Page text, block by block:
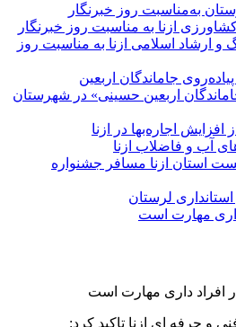
به‌مناسبت روز خبرنگار
ازنا به مناسبت روز خبرنگار
و ارشاد اسلامی ازنا به مناسبت روز
جاماندگان اربعین
اربعین حسینی» در شهرستان
افزایش اجاره‌بها در ازنا
آب و فاضلاب ازنا
استان ازنا مسافر جشنواره
لرستان
داری مهارت است
و حرفه ای ازنا تاکید کرد: